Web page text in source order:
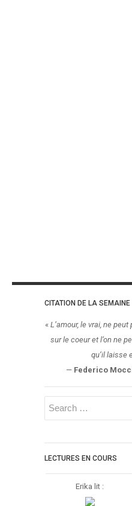
CITATION DE LA SEMAINE
« L’amour, le vrai, ne
sur le coeur et l’on ne
qu’il laisse
— Federico
LECTURES EN COURS
Erika lit :